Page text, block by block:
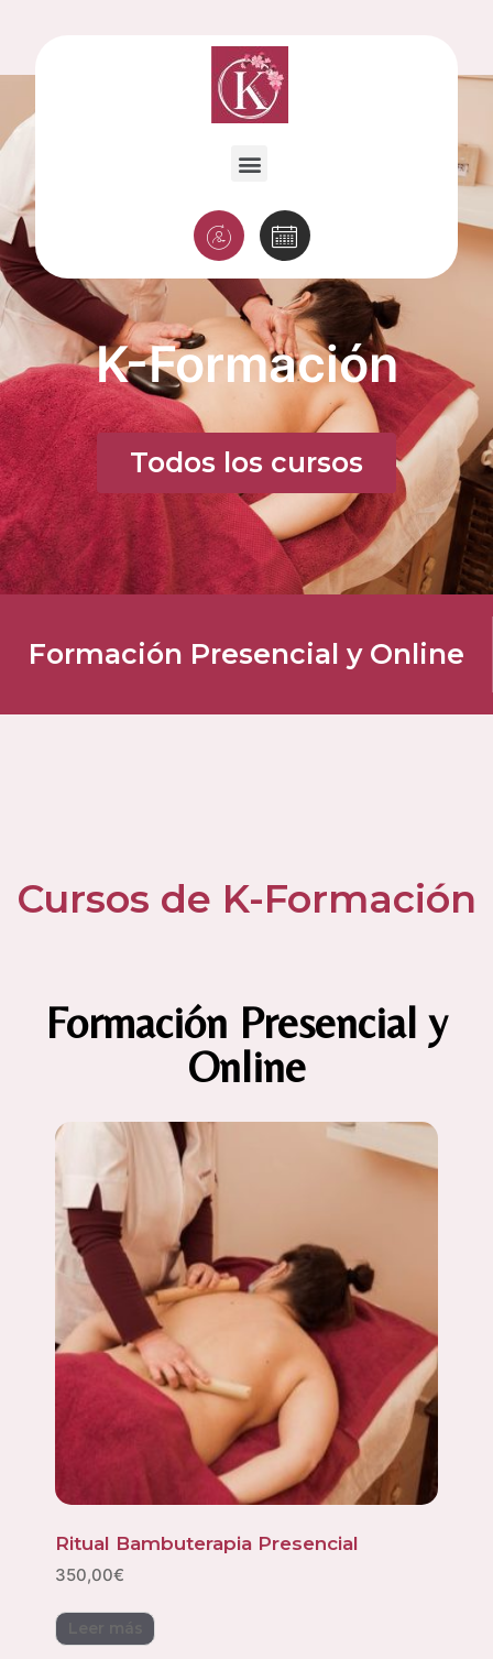
K-Formación
Todos los cursos
Formación Presencial y Online
Cursos de K-Formación
Formación Presencial y
Online
Ritual Bambuterapia Presencial
350,00€